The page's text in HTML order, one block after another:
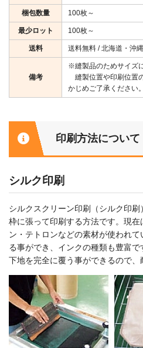
梱包数量 100枚～
最少ロット 100枚～
送料 送料無料 / 北海道・沖
備考
※縫製品のためサイズ
縫製位置や印刷位置
かじめご了承ください。
印刷方法について
シルク印刷
シルクスクリーン印刷（シルク印
枠に張って印刷する方法です。現
ン・テトロンなどの素材が使われ
る事ができ、インクの種類も豊富で
下地を完全に覆う事ができるので、